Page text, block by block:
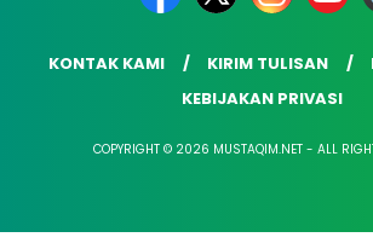
KONTAK KAMI KIRIM TULISAN
KEBIJAKAN PRIVASI
COPYRIGHT © 2026 MUSTAQIM.NET - ALL